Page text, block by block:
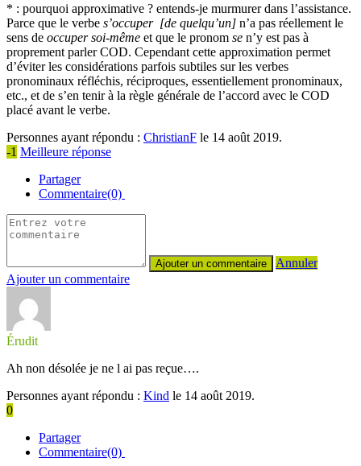
* : pourquoi approximative ? entends-je murmurer dans l’assistance.
Parce que le verbe s’occuper [de quelqu’un] n’a pas réellement le
sens de occuper soi-même et que le pronom se n’y est pas à
proprement parler COD. Cependant cette approximation permet
d’éviter les considérations parfois subtiles sur les verbes
pronominaux réfléchis, réciproques, essentiellement pronominaux,
etc., et de s’en tenir à la règle générale de l’accord avec le COD
placé avant le verbe.
Personnes ayant répondu : ChristianF le 14 août 2019.
-1 Meilleure réponse
Partager
Commentaire(0)
Annuler
Ajouter un commentaire
Érudit
Ah non désolée je ne l ai pas reçue….
Personnes ayant répondu : Kind le 14 août 2019.
0
Partager
Commentaire(0)